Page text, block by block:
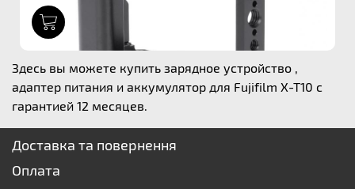
Здесь вы можете купить зарядное устройство ,
адаптер питания и аккумулятор для Fujifilm X-T10 с
гарантией 12 месяцев.
Доставка та повернення
Оплата